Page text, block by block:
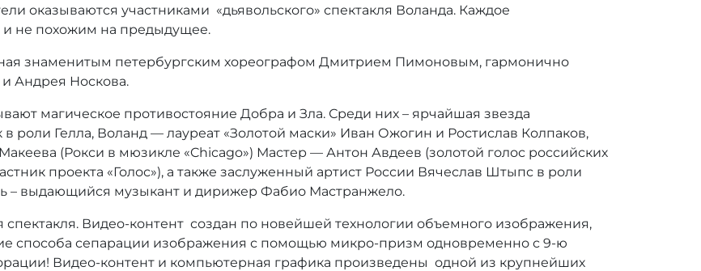
оказываются участниками «дьявольского» спектакля Воланда. Каждое
и не похожим на предыдущее.
знаменитым петербургским хореографом Дмитрием Пимоновым, гармонично
Андрея Носкова.
магическое противостояние Добра и Зла. Среди них – ярчайшая звезда
в роли Гелла, Воланд — лауреат «Золотой маски» Иван Ожогин и Ростислав Колпаков,
(Рокси в мюзикле «Chicago») Мастер — Антон Авдеев (золотой голос российских
проекта «Голос»), а также заслуженный артист России Вячеслав Штыпс в роли
– выдающийся музыкант и дирижер Фабио Мастранжело.
Видео-контент создан по новейшей технологии объемного изображения,
способа сепарации изображения с помощью микро-призм одновременно с 9-ю
Видео-контент и компьютерная графика произведены одной из крупнейших